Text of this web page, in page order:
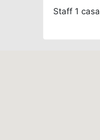
Staff 1